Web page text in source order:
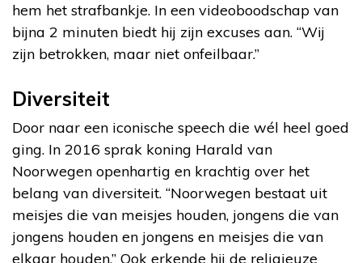
hem het strafbankje. In een videoboodschap van
bijna 2 minuten biedt hij zijn excuses aan. “Wij
zijn betrokken, maar niet onfeilbaar.”
Diversiteit
Door naar een iconische speech die wél heel goed
ging. In 2016 sprak koning Harald van
Noorwegen openhartig en krachtig over het
belang van diversiteit. “Noorwegen bestaat uit
meisjes die van meisjes houden, jongens die van
jongens houden en jongens en meisjes die van
elkaar houden.” Ook erkende hij de religieuze